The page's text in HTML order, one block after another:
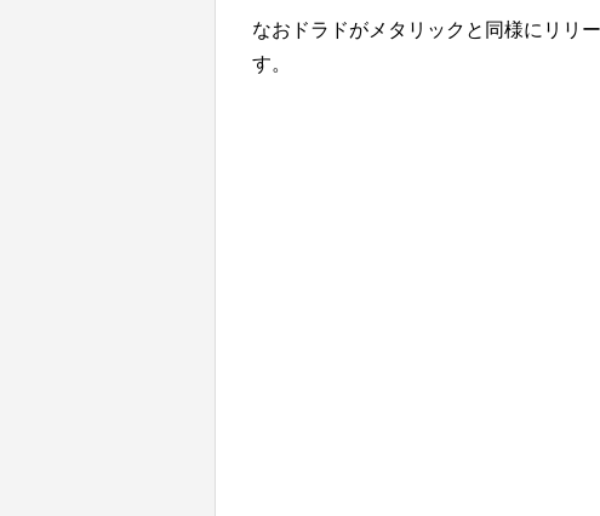
なおドラドがメタリックと同様にリリ
す。